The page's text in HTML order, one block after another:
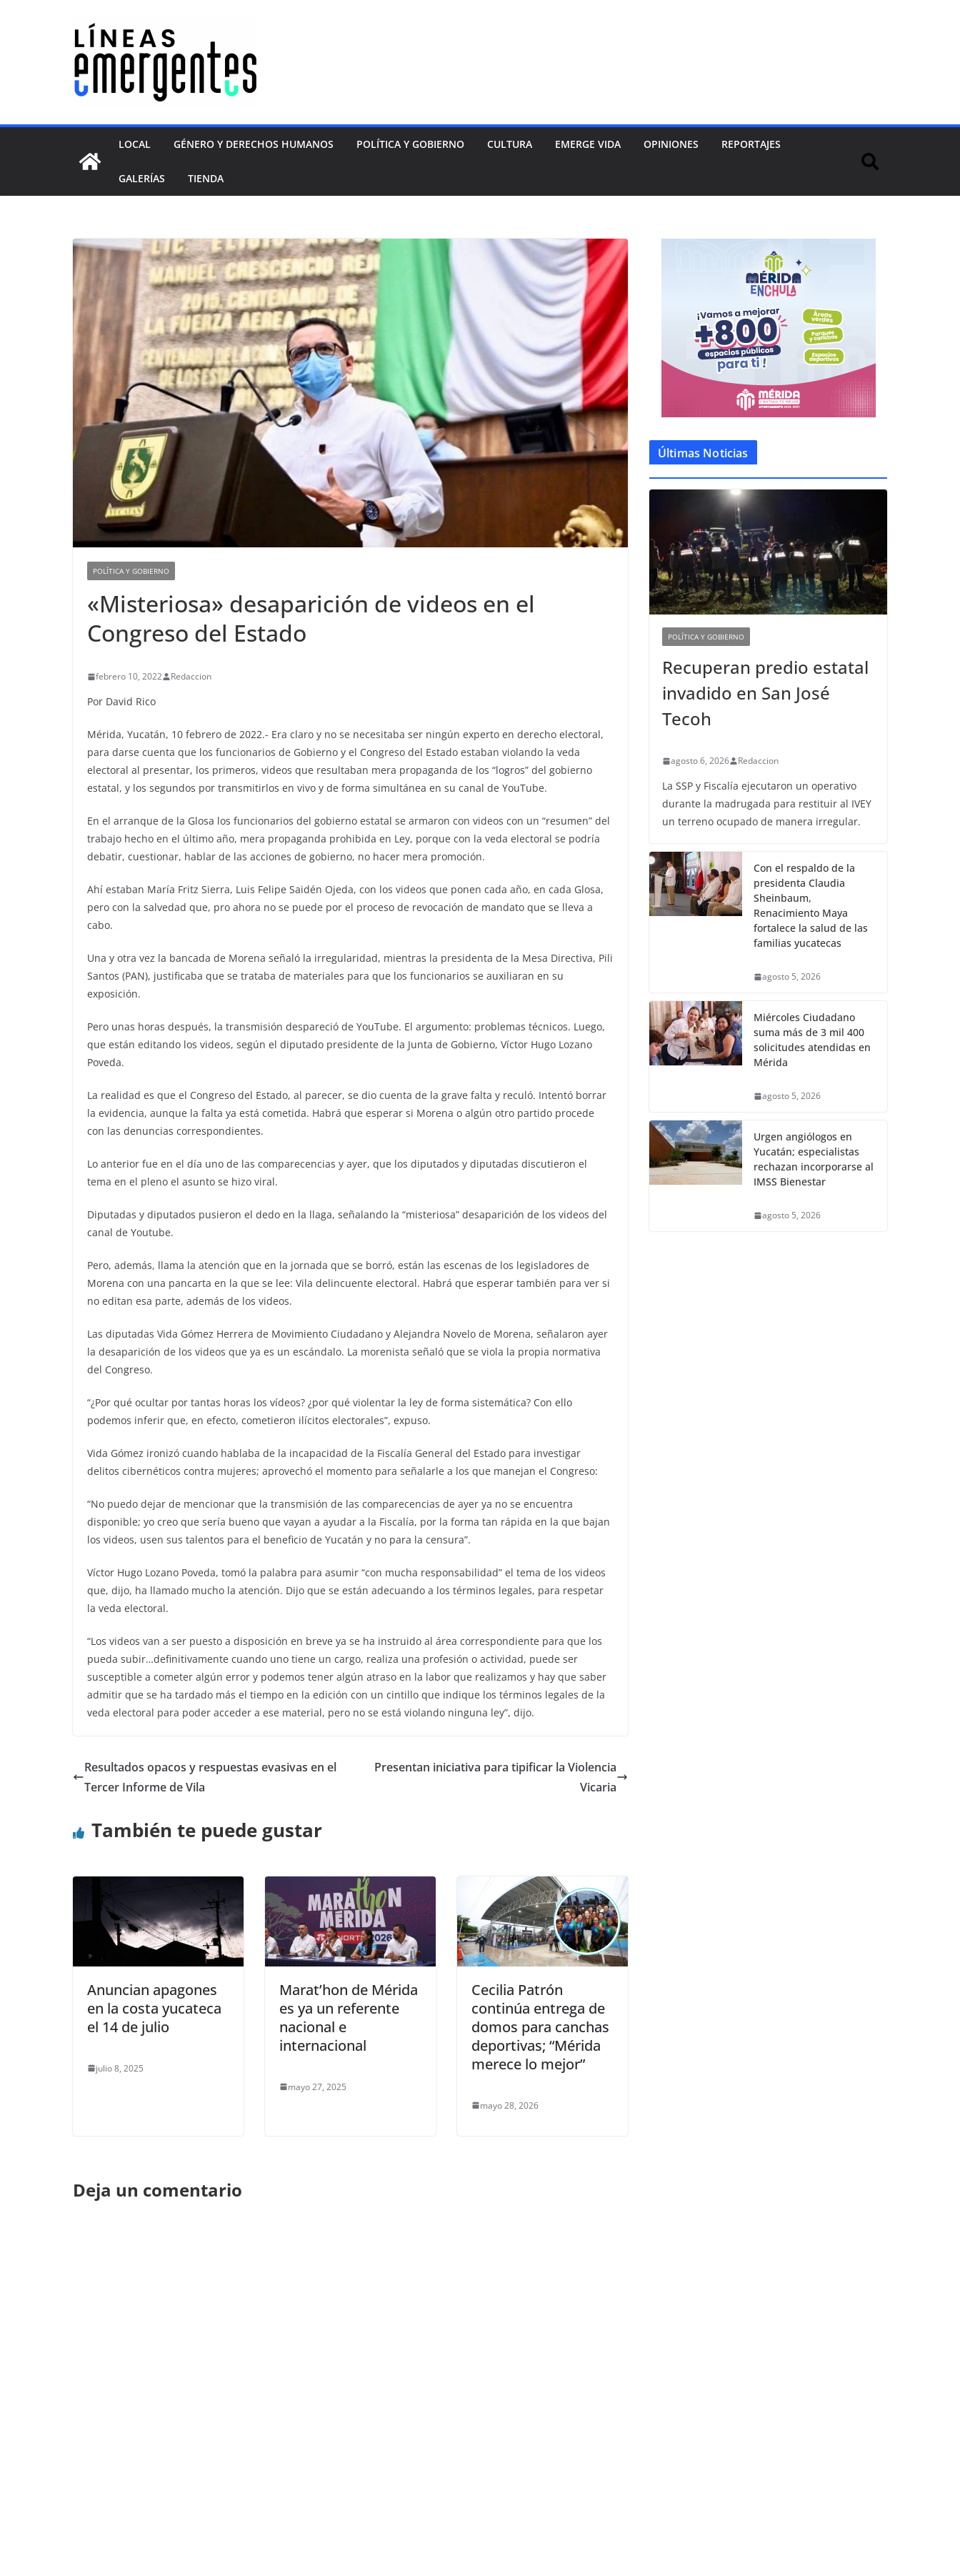
LOCAL GÉNERO Y DERECHOS HUMANOS POLÍTICA Y GOBIERNO CULTURA EMERGE VIDA OPINIONES REPORTAJES
GALERÍAS TIENDA
POLÍTICA Y GOBIERNO
«Misteriosa» desaparición de videos en el
Congreso del Estado
febrero 10, 2022 Redaccion
Por David Rico
Mérida, Yucatán, 10 febrero de 2022.- Era claro y no se necesitaba ser ningún experto en derecho electoral,
para darse cuenta que los funcionarios de Gobierno y el Congreso del Estado estaban violando la veda
electoral al presentar, los primeros, videos que resultaban mera propaganda de los “logros” del gobierno
estatal, y los segundos por transmitirlos en vivo y de forma simultánea en su canal de YouTube.
En el arranque de la Glosa los funcionarios del gobierno estatal se armaron con videos con un “resumen” del
trabajo hecho en el último año, mera propaganda prohibida en Ley, porque con la veda electoral se podría
debatir, cuestionar, hablar de las acciones de gobierno, no hacer mera promoción.
Ahí estaban María Fritz Sierra, Luis Felipe Saidén Ojeda, con los videos que ponen cada año, en cada Glosa,
pero con la salvedad que, pro ahora no se puede por el proceso de revocación de mandato que se lleva a
cabo.
Una y otra vez la bancada de Morena señaló la irregularidad, mientras la presidenta de la Mesa Directiva, Pili
Santos (PAN), justificaba que se trataba de materiales para que los funcionarios se auxiliaran en su
exposición.
Pero unas horas después, la transmisión despareció de YouTube. El argumento: problemas técnicos. Luego,
que están editando los videos, según el diputado presidente de la Junta de Gobierno, Víctor Hugo Lozano
Poveda.
La realidad es que el Congreso del Estado, al parecer, se dio cuenta de la grave falta y reculó. Intentó borrar
la evidencia, aunque la falta ya está cometida. Habrá que esperar si Morena o algún otro partido procede
con las denuncias correspondientes.
Lo anterior fue en el día uno de las comparecencias y ayer, que los diputados y diputadas discutieron el
tema en el pleno el asunto se hizo viral.
Diputadas y diputados pusieron el dedo en la llaga, señalando la “misteriosa” desaparición de los videos del
canal de Youtube.
Pero, además, llama la atención que en la jornada que se borró, están las escenas de los legisladores de
Morena con una pancarta en la que se lee: Vila delincuente electoral. Habrá que esperar también para ver si
no editan esa parte, además de los videos.
Las diputadas Vida Gómez Herrera de Movimiento Ciudadano y Alejandra Novelo de Morena, señalaron ayer
la desaparición de los videos que ya es un escándalo. La morenista señaló que se viola la propia normativa
del Congreso.
“¿Por qué ocultar por tantas horas los vídeos? ¿por qué violentar la ley de forma sistemática? Con ello
podemos inferir que, en efecto, cometieron ilícitos electorales”, expuso.
Vida Gómez ironizó cuando hablaba de la incapacidad de la Fiscalía General del Estado para investigar
delitos cibernéticos contra mujeres; aprovechó el momento para señalarle a los que manejan el Congreso:
“No puedo dejar de mencionar que la transmisión de las comparecencias de ayer ya no se encuentra
disponible; yo creo que sería bueno que vayan a ayudar a la Fiscalía, por la forma tan rápida en la que bajan
los videos, usen sus talentos para el beneficio de Yucatán y no para la censura”.
Víctor Hugo Lozano Poveda, tomó la palabra para asumir “con mucha responsabilidad” el tema de los videos
que, dijo, ha llamado mucho la atención. Dijo que se están adecuando a los términos legales, para respetar
la veda electoral.
“Los videos van a ser puesto a disposición en breve ya se ha instruido al área correspondiente para que los
pueda subir…definitivamente cuando uno tiene un cargo, realiza una profesión o actividad, puede ser
susceptible a cometer algún error y podemos tener algún atraso en la labor que realizamos y hay que saber
admitir que se ha tardado más el tiempo en la edición con un cintillo que indique los términos legales de la
veda electoral para poder acceder a ese material, pero no se está violando ninguna ley”, dijo.
Resultados opacos y respuestas evasivas en el
Tercer Informe de Vila
Presentan iniciativa para tipificar la Violencia
Vicaria
También te puede gustar
Anuncian apagones
en la costa yucateca
el 14 de julio
julio 8, 2025
Marat’hon de Mérida
es ya un referente
nacional e
internacional
mayo 27, 2025
Cecilia Patrón
continúa entrega de
domos para canchas
deportivas; “Mérida
merece lo mejor”
mayo 28, 2026
Deja un comentario
Últimas Noticias
POLÍTICA Y GOBIERNO
Recuperan predio estatal
invadido en San José
Tecoh
agosto 6, 2026 Redaccion
La SSP y Fiscalía ejecutaron un operativo
durante la madrugada para restituir al IVEY
un terreno ocupado de manera irregular.
Con el respaldo de la
presidenta Claudia
Sheinbaum,
Renacimiento Maya
fortalece la salud de las
familias yucatecas
agosto 5, 2026
Miércoles Ciudadano
suma más de 3 mil 400
solicitudes atendidas en
Mérida
agosto 5, 2026
Urgen angiólogos en
Yucatán; especialistas
rechazan incorporarse al
IMSS Bienestar
agosto 5, 2026